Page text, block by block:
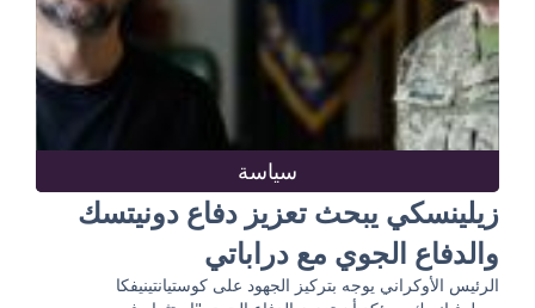
سياسة
زيلينسكي يبحث تعزيز دفاع دونيتسك
والدفاع الجوي مع دراباتي
الرئيس الأوكراني يوجه بتركيز الجهود على كوستيانتينيفكا